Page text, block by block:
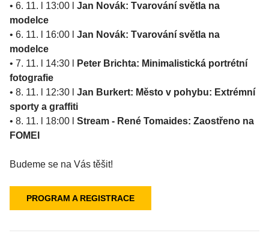
• 6. 11. l 13:00 l Jan Novák: Tvarování světla na
modelce
• 6. 11. l 16:00 l Jan Novák: Tvarování světla na
modelce
• 7. 11. l 14:30 l
Peter Brichta: Minimalistická portrétní
fotografie
• 8. 11. l 12:30 l Jan Burkert: Město v pohybu: Extrémní
sporty a graffiti
• 8. 11. l 18:00 l Stream - René Tomaides: Zaostřeno na
FOMEI
Budeme se na Vás těšit!
PROGRAM A REGISTRACE